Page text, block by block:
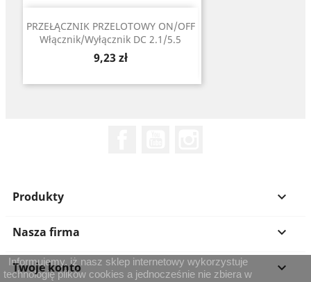
PRZEŁĄCZNIK PRZELOTOWY ON/OFF
Włącznik/Wyłącznik DC 2.1/5.5
Cena
9,23 zł
Produkty 
Nasza firma 
Twoje konto 
Informujemy, iż nasz sklep internetowy wykorzystuje
technologię plików cookies a jednocześnie nie zbiera w